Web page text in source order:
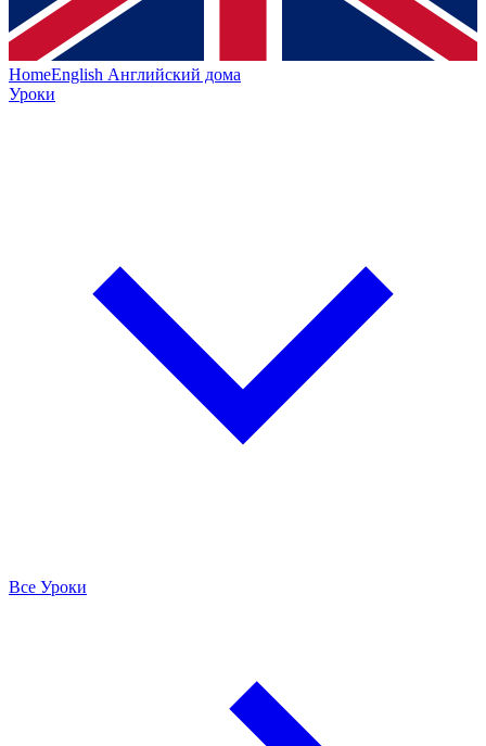
HomeEnglish Английский дома
Уроки
Все Уроки